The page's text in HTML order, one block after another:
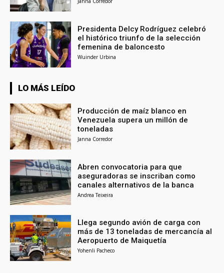
Presidenta Delcy Rodríguez celebró
el histórico triunfo de la selección
femenina de baloncesto
Wuinder Urbina
LO MÁS LEÍDO
Producción de maíz blanco en
Venezuela supera un millón de
toneladas
Janna Corredor
Abren convocatoria para que
aseguradoras se inscriban como
canales alternativos de la banca
Andrea Teixeira
Llega segundo avión de carga con
más de 13 toneladas de mercancía al
Aeropuerto de Maiquetía
Yohenli Pacheco